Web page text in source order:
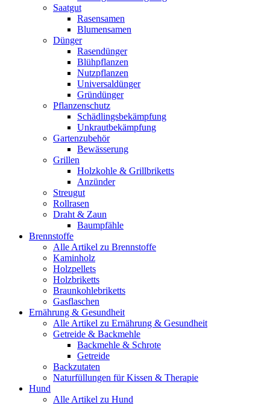
Saatgut
Rasensamen
Blumensamen
Dünger
Rasendünger
Blühpflanzen
Nutzpflanzen
Universaldünger
Gründünger
Pflanzenschutz
Schädlingsbekämpfung
Unkrautbekämpfung
Gartenzubehör
Bewässerung
Grillen
Holzkohle & Grillbriketts
Anzünder
Streugut
Rollrasen
Draht & Zaun
Baumpfähle
Brennstoffe
Alle Artikel zu Brennstoffe
Kaminholz
Holzpellets
Holzbriketts
Braunkohlebriketts
Gasflaschen
Ernährung & Gesundheit
Alle Artikel zu Ernährung & Gesundheit
Getreide & Backmehle
Backmehle & Schrote
Getreide
Backzutaten
Naturfüllungen für Kissen & Therapie
Hund
Alle Artikel zu Hund